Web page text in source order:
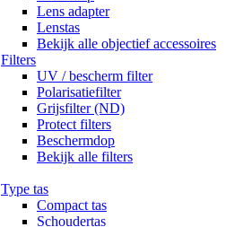
Lens adapter
Lenstas
Bekijk alle objectief accessoires
Filters
UV / bescherm filter
Polarisatiefilter
Grijsfilter (ND)
Protect filters
Beschermdop
Bekijk alle filters
Type tas
Compact tas
Schoudertas